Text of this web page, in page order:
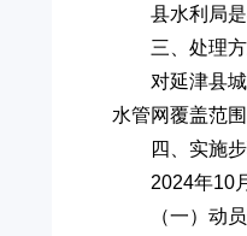
县水利局
三、处理
对延津县
水管网覆盖范围
四、实施
2024年10
（一）动